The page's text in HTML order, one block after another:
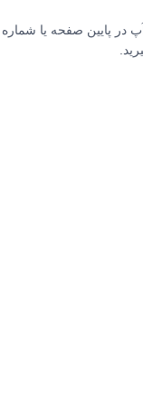
در پایین صفحه یا شماره